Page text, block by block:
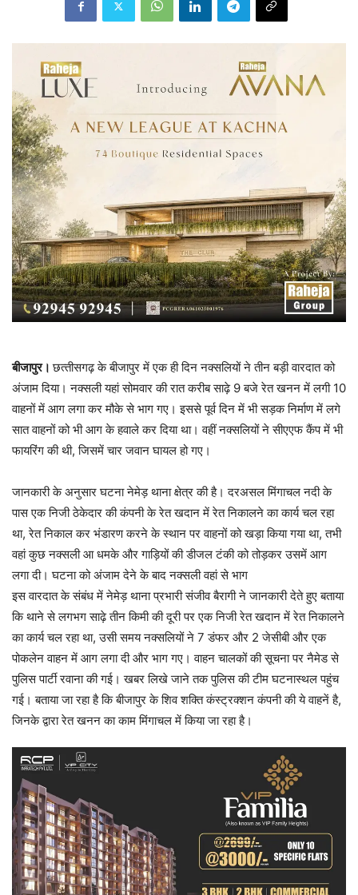
बीजापुर।छत्‍तीसगढ़ के बीजापुर में एक ही दिन नक्‍सलियों ने तीन बड़ी वारदात को
अंजाम दिया। नक्‍सली यहां सोमवार की रात करीब साढ़े 9 बजे रेत खनन में लगी 10
वाहनों में आग लगा कर मौके से भाग गए। इससे पूर्व दिन में भी सड़क निर्माण में लगे
सात वाहनों को भी आग के हवाले कर दिया था। वहीं नक्‍सलियों ने सीएएफ कैंप में भी
फायरिंग की थी, जिसमें चार जवान घायल हो गए।
जानकारी के अनुसार घटना नेमेड़ थाना क्षेत्र की है। दरअसल मिंगाचल नदी के
पास एक निजी ठेकेदार की कंपनी के रेत खदान में रेत निकालने का कार्य चल रहा
था, रेत निकाल कर भंडारण करने के स्‍थान पर वाहनों को खड़ा किया गया था, तभी
वहां कुछ नक्सली आ धमके और गाड़ियों की डीजल टंकी को तोड़कर उसमें आग
लगा दी। घटना को अंजाम देने के बाद नक्‍सली वहां से भाग
इस वारदात के संबंध में नेमेड़ थाना प्रभारी संजीव बैरागी ने जानकारी देते हुए बताया
कि थाने से लगभग साढ़े तीन किमी की दूरी पर एक निजी रेत खदान में रेत निकालने
का कार्य चल रहा था, उसी समय नक्सलियों ने 7 डंफर और 2 जेसीबी और एक
पोकलेन वाहन में आग लगा दी और भाग गए। वाहन चालकों की सूचना पर नैमेड से
पुलिस पार्टी रवाना की गई। खबर लिखे जाने तक पुलिस की टीम घटनास्थल पहुंच
गई। बताया जा रहा है कि बीजापुर के शिव शक्ति कंस्ट्रक्शन कंपनी की ये वाहनें है,
जिनके द्वारा रेत खनन का काम मिंगाचल में किया जा रहा है।